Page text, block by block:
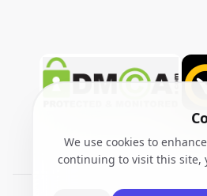
We use cookies to
continuing to visit this site,